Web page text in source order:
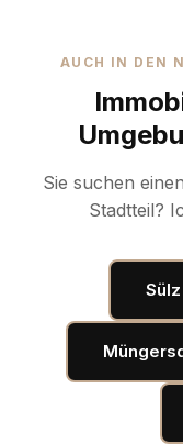
AUCH IN DEN
Sie suchen
Stadtteil?
Sülz